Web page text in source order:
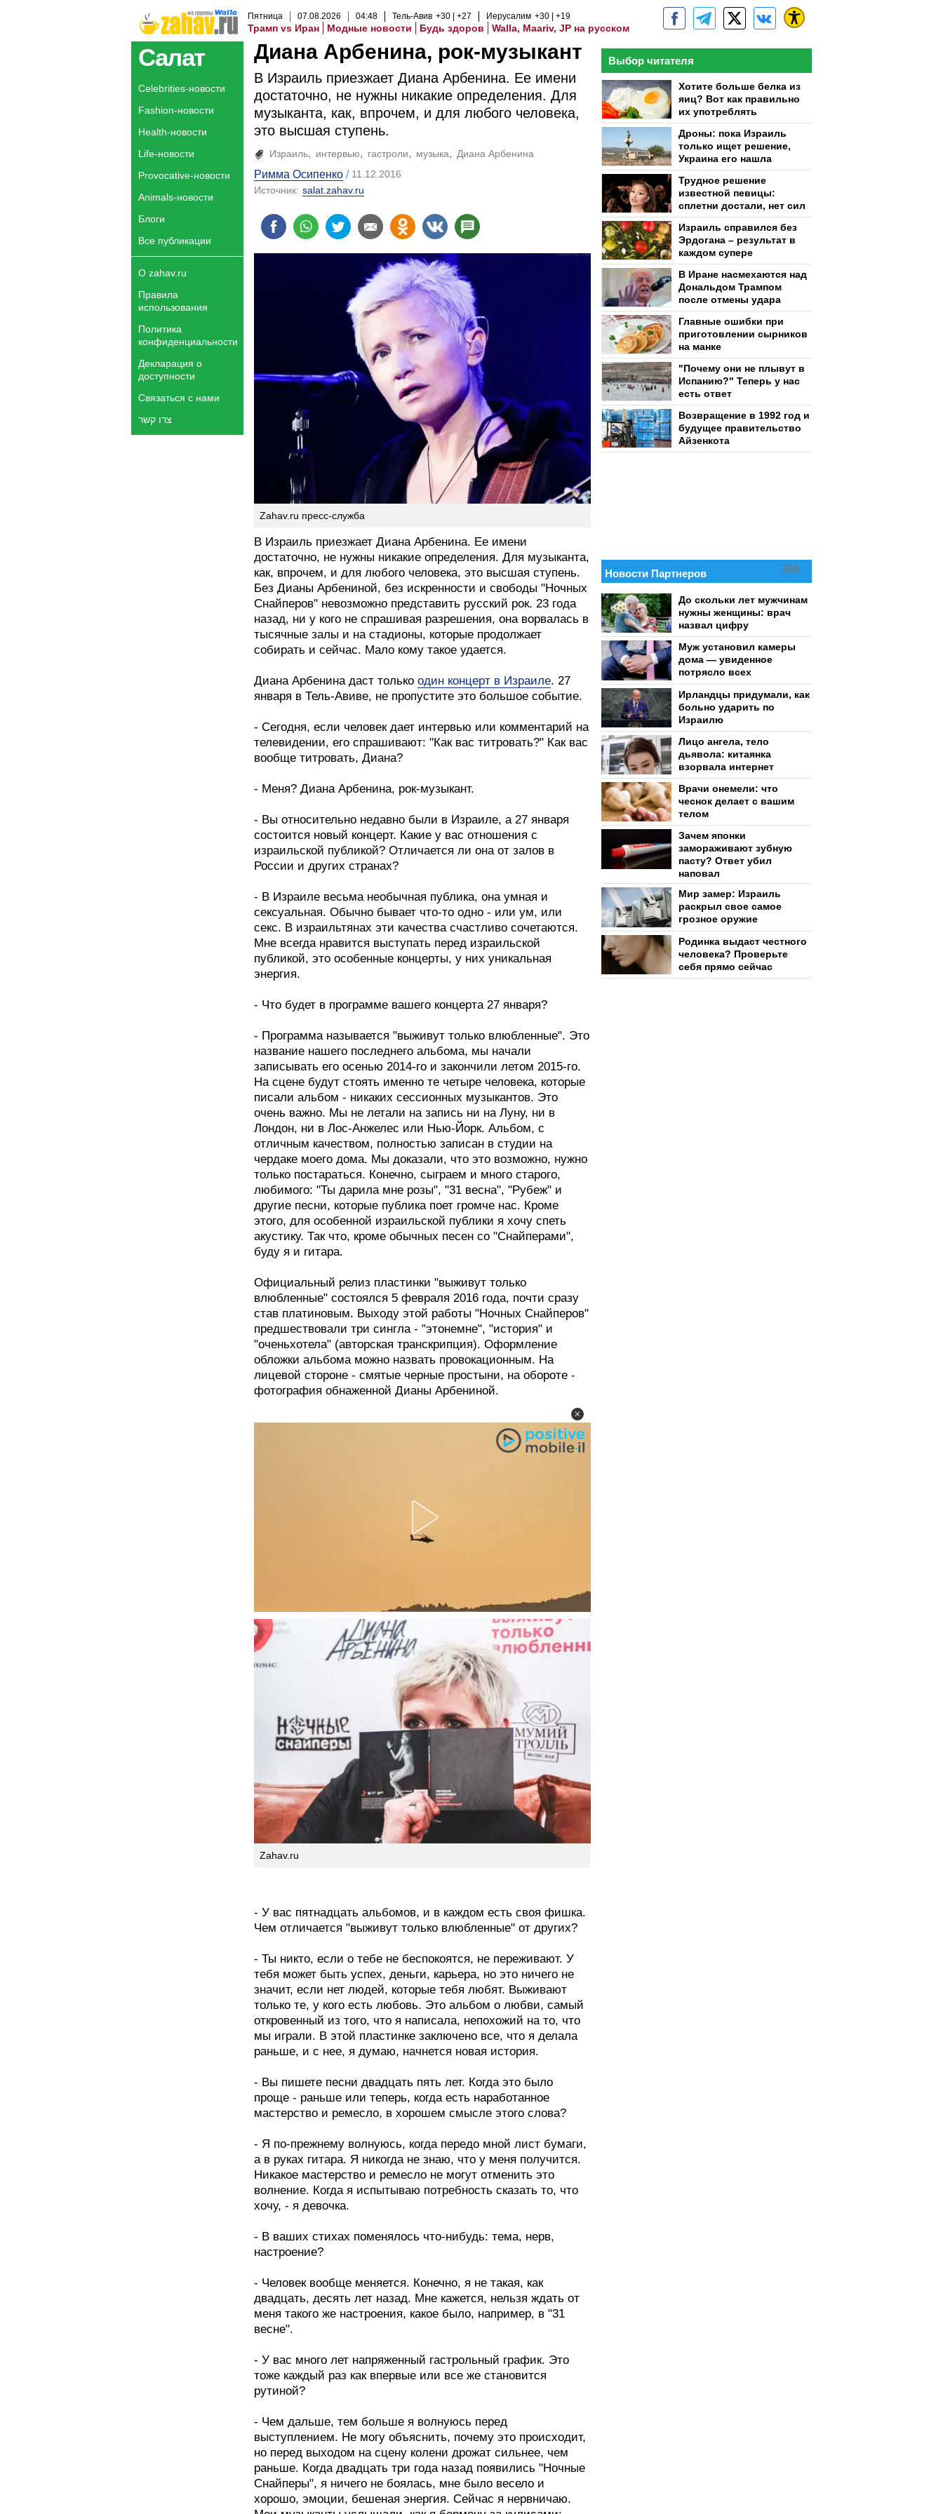
Пятница 07.08.2026 04:48 Тель-Авив +30 +27 Иерусалим +30 +19
Трамп vs Иран Модные новости Будь здоров Walla, Maariv, JP на русском
Салат
Celebrities-новости
Fashion-новости
Health-новости
Life-новости
Provocative-новости
Animals-новости
Блоги
Все публикации
О zahav.ru
Правила
использования
Политика
конфиденциальности
Декларация о
доступности
Связаться с нами
צרו קשר
Диана Арбенина, рок-музыкант
В Израиль приезжает Диана Арбенина. Ее имени
достаточно, не нужны никакие определения. Для
музыканта, как, впрочем, и для любого человека,
это высшая ступень.
Израиль интервью гастроли музыка Диана Арбенина
Римма Осипенко
11.12.2016
Источник: salat.zahav.ru
Zahav.ru пресс-служба
В Израиль приезжает Диана Арбенина. Ее имени
достаточно, не нужны никакие определения. Для музыканта,
как, впрочем, и для любого человека, это высшая ступень.
Без Дианы Арбениной, без искренности и свободы "Ночных
Снайперов" невозможно представить русский рок. 23 года
назад, ни у кого не спрашивая разрешения, она ворвалась в
тысячные залы и на стадионы, которые продолжает
собирать и сейчас. Мало кому такое удается.
Диана Арбенина даст только один концерт в Израиле. 27
января в Тель-Авиве, не пропустите это большое событие.
- Сегодня, если человек дает интервью или комментарий на
телевидении, его спрашивают: "Как вас титровать?" Как вас
вообще титровать, Диана?
- Меня? Диана Арбенина, рок-музыкант.
- Вы относительно недавно были в Израиле, а 27 января
состоится новый концерт. Какие у вас отношения с
израильской публикой? Отличается ли она от залов в
России и других странах?
- В Израиле весьма необычная публика, она умная и
сексуальная. Обычно бывает что-то одно - или ум, или
секс. В израильтянах эти качества счастливо сочетаются.
Мне всегда нравится выступать перед израильской
публикой, это особенные концерты, у них уникальная
энергия.
- Что будет в программе вашего концерта 27 января?
- Программа называется "выживут только влюбленные". Это
название нашего последнего альбома, мы начали
записывать его осенью 2014-го и закончили летом 2015-го.
На сцене будут стоять именно те четыре человека, которые
писали альбом - никаких сессионных музыкантов. Это
очень важно. Мы не летали на запись ни на Луну, ни в
Лондон, ни в Лос-Анжелес или Нью-Йорк. Альбом, с
отличным качеством, полностью записан в студии на
чердаке моего дома. Мы доказали, что это возможно, нужно
только постараться. Конечно, сыграем и много старого,
любимого: "Ты дарила мне розы", "31 весна", "Рубеж" и
другие песни, которые публика поет громче нас. Кроме
этого, для особенной израильской публики я хочу спеть
акустику. Так что, кроме обычных песен со "Снайперами",
буду я и гитара.
Официальный релиз пластинки "выживут только
влюбленные" состоялся 5 февраля 2016 года, почти сразу
став платиновым. Выходу этой работы "Ночных Снайперов"
предшествовали три сингла - "этонемне", "история" и
"оченьхотела" (авторская транскрипция). Оформление
обложки альбома можно назвать провокационным. На
лицевой стороне - смятые черные простыни, на обороте -
фотография обнаженной Дианы Арбениной.
Zahav.ru
- У вас пятнадцать альбомов, и в каждом есть своя фишка.
Чем отличается "выживут только влюбленные" от других?
- Ты никто, если о тебе не беспокоятся, не переживают. У
тебя может быть успех, деньги, карьера, но это ничего не
значит, если нет людей, которые тебя любят. Выживают
только те, у кого есть любовь. Это альбом о любви, самый
откровенный из того, что я написала, непохожий на то, что
мы играли. В этой пластинке заключено все, что я делала
раньше, и с нее, я думаю, начнется новая история.
- Вы пишете песни двадцать пять лет. Когда это было
проще - раньше или теперь, когда есть наработанное
мастерство и ремесло, в хорошем смысле этого слова?
- Я по-прежнему волнуюсь, когда передо мной лист бумаги,
а в руках гитара. Я никогда не знаю, что у меня получится.
Никакое мастерство и ремесло не могут отменить это
волнение. Когда я испытываю потребность сказать то, что
хочу, - я девочка.
- В ваших стихах поменялось что-нибудь: тема, нерв,
настроение?
- Человек вообще меняется. Конечно, я не такая, как
двадцать, десять лет назад. Мне кажется, нельзя ждать от
меня такого же настроения, какое было, например, в "31
весне".
- У вас много лет напряженный гастрольный график. Это
тоже каждый раз как впервые или все же становится
рутиной?
- Чем дальше, тем больше я волнуюсь перед
выступлением. Не могу объяснить, почему это происходит,
но перед выходом на сцену колени дрожат сильнее, чем
раньше. Когда двадцать три года назад появились "Ночные
Снайперы", я ничего не боялась, мне было весело и
хорошо, эмоции, бешеная энергия. Сейчас я нервничаю.
Выбор читателя
Хотите больше белка из
яиц? Вот как правильно
их употреблять
Дроны: пока Израиль
только ищет решение,
Украина его нашла
Трудное решение
известной певицы:
сплетни достали, нет сил
Израиль справился без
Эрдогана – результат в
каждом супере
В Иране насмехаются над
Дональдом Трампом
после отмены удара
Главные ошибки при
приготовлении сырников
на манке
"Почему они не плывут в
Испанию?" Теперь у нас
есть ответ
Возвращение в 1992 год и
будущее правительство
Айзенкота